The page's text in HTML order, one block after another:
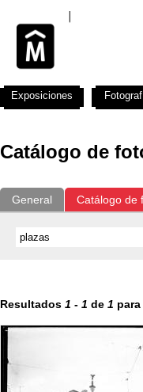
Catálogo de
General Catálogo de
Resultados 1 - 1 de 1 para
Exposiciones